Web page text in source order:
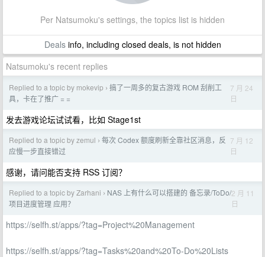
Per Natsumoku's settings, the topics list is hidden
Dealsinfo, including closed deals, is not hidden
Natsumoku's recent replies
Replied to a topic by mokevip › 搞了一周多的复古游戏 ROM 刮削工
具，卡在了推广 = =
7 月 24
日
发去游戏论坛试试看，比如 Stage1st
Replied to a topic by zemul › 每次 Codex 额度刷新全靠社区消息，反
应慢一步直接错过
7 月 12
日
感谢，请问能否支持 RSS 订阅？
Replied to a topic by Zarhani › NAS 上有什么可以搭建的 备忘录/ToDo/
项目进度管理 应用？
2 月 11
日
https://selfh.st/apps/?tag=Project%20Management
https://selfh.st/apps/?tag=Tasks%20and%20To-Do%20Lists